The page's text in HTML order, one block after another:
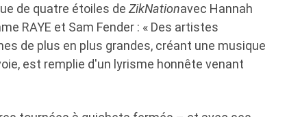
de quatre étoiles de ZikNationavec Hannah
RAYE et Sam Fender : « Des artistes
de plus en plus grandes, créant une musique
est remplie d'un lyrisme honnête venant